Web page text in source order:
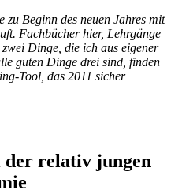
zu Beginn des neuen Jahres mit
Fachbücher hier, Lehrgänge
Dinge, die ich aus eigener
guten Dinge drei sind, finden
Tool, das 2011 sicher
der relativ jungen